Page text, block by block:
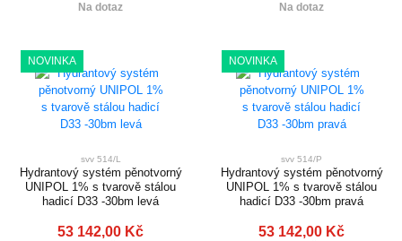
Na dotaz
Na dotaz
NOVINKA
svv 514/L
Hydrantový systém pěnotvorný
UNIPOL 1% s tvarově stálou
hadicí D33 -30bm levá
53 142,00 Kč
NOVINKA
svv 514/P
Hydrantový systém pěnotvorný
UNIPOL 1% s tvarově stálou
hadicí D33 -30bm pravá
53 142,00 Kč